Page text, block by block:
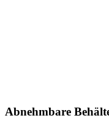
Abnehmbare